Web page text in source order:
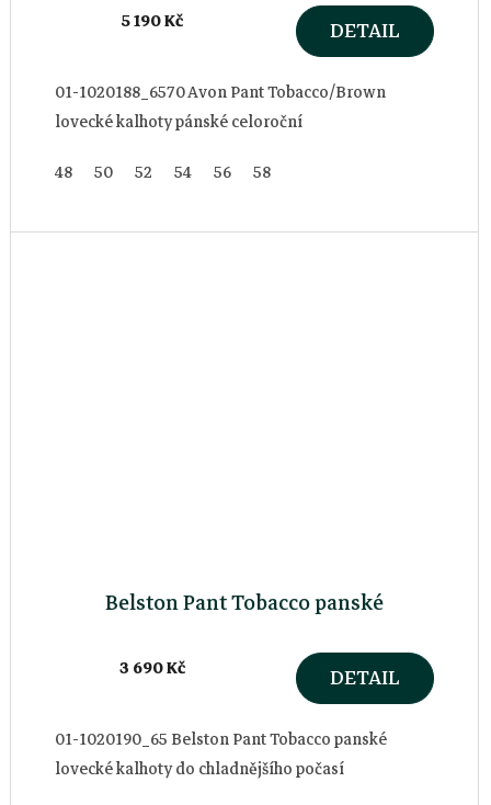
5 190 Kč DETAIL
01-1020188_6570 Avon Pant Tobacco/Brown
lovecké kalhoty pánské celoroční
48
50 52 54 56 58
Belston Pant Tobacco panské
3 690 Kč DETAIL
01-1020190_65 Belston Pant Tobacco panské
lovecké kalhoty do chladnějšího počasí